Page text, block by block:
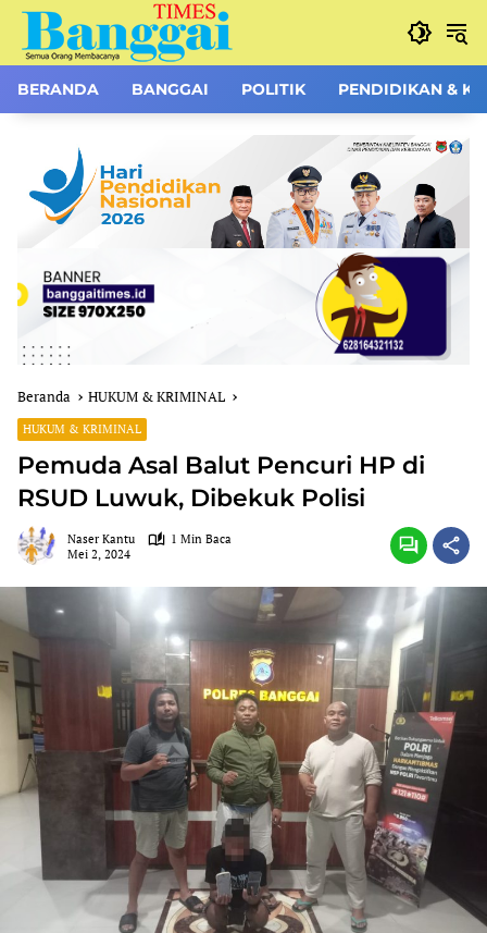
Langsung
konten
BERANDA BANGGAI POLITIK PENDIDIKAN &
Beranda HUKUM & KRIMINAL
HUKUM & KRIMINAL
Pemuda Asal Balut Pencuri HP di
RSUD Luwuk, Dibekuk Polisi
Naser Kantu
1 Min Baca
Mei 2, 2024